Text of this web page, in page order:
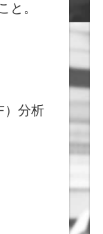
。
）分析